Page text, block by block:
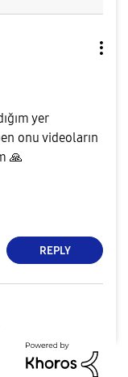
yer
onu videoların
🙏
REPLY